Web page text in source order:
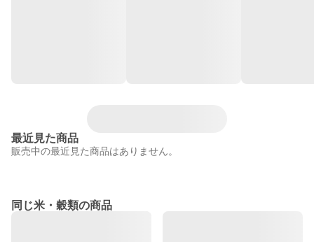
最近見た商品
販売中の最近見た商品はありません。
同じ米・穀類の商品